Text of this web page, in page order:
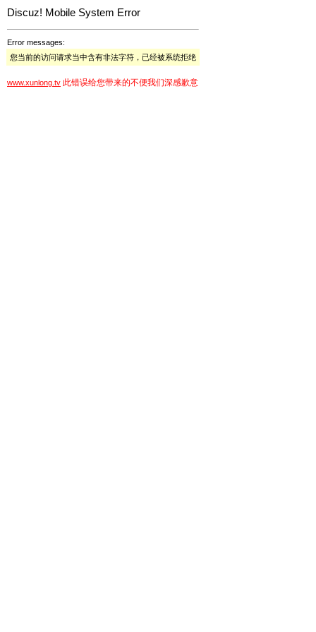
Discuz! Mobile System Error
Error messages:
您当前的访问请求当中含有非法字符，已经被系统拒绝
www.xunlong.tv 此错误给您带来的不便我们深感歉意